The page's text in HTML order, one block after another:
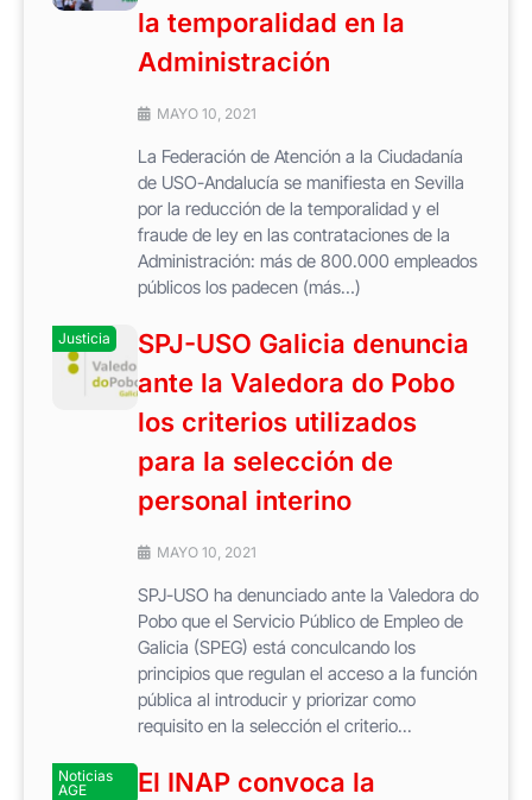
la temporalidad en la
Administración
MAYO 10, 2021
La Federación de Atención a la Ciudadanía
de USO-Andalucía se manifiesta en Sevilla
por la reducción de la temporalidad y el
fraude de ley en las contrataciones de la
Administración: más de 800.000 empleados
públicos los padecen (más…)
Justicia
SPJ-USO Galicia denuncia
ante la Valedora do Pobo
los criterios utilizados
para la selección de
personal interino
MAYO 10, 2021
SPJ-USO ha denunciado ante la Valedora do
Pobo que el Servicio Público de Empleo de
Galicia (SPEG) está conculcando los
principios que regulan el acceso a la función
pública al introducir y priorizar como
requisito en la selección el criterio...
Noticias
AGE
El INAP convoca la